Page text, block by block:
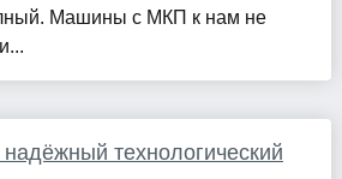
Машины с МКП к нам не
технологический